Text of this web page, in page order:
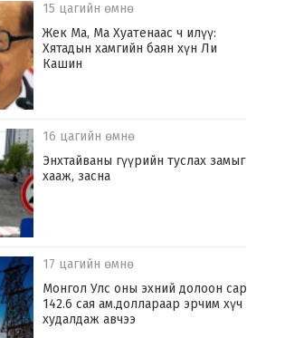
15 цагийн өмнө
Жек Ма, Ма Хуатенаас ч илүү:
Хятадын хамгийн баян хүн Ли
Кашин
16 цагийн өмнө
Энхтайваны гүүрийн туслах замыг
хааж, засна
17 цагийн өмнө
Монгол Улс оны эхний долоон сард
142.6 сая ам.доллараар эрчим хүч
худалдаж авчээ